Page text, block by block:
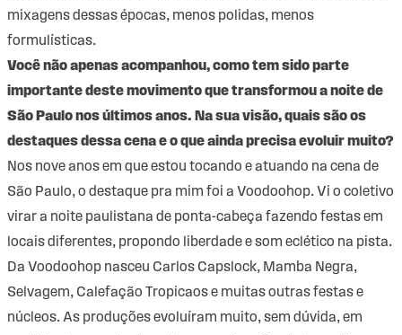
mixagens dessas épocas, menos polidas, menos
formulísticas.
Você não apenas acompanhou, como tem sido parte
importante deste movimento que transformou a noite de
São Paulo nos últimos anos. Na sua visão, quais são os
destaques dessa cena e o que ainda precisa evoluir muito?
Nos nove anos em que estou tocando e atuando na cena de
São Paulo, o destaque pra mim foi a Voodoohop. Vi o coletivo
virar a noite paulistana de ponta-cabeça fazendo festas em
locais diferentes, propondo liberdade e som eclético na pista.
Da Voodoohop nasceu Carlos Capslock, Mamba Negra,
Selvagem, Calefação Tropicaos e muitas outras festas e
núcleos. As produções evoluíram muito, sem dúvida, em